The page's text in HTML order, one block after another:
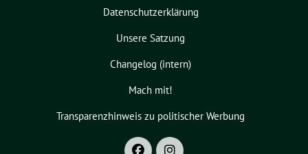
Datenschutzerklärung
Unsere Satzung
Changelog (intern)
Mach mit!
Transparenzhinweis zu politischer Werbung